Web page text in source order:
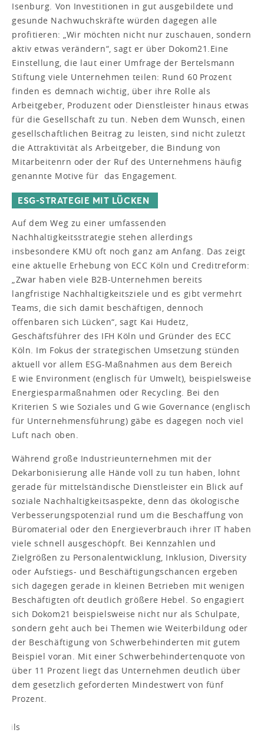
Isenburg. Von Investitionen in gut ausgebildete und
gesunde Nachwuchskräfte würden dagegen alle
profitieren: „Wir möchten nicht nur zuschauen, sondern
aktiv etwas verändern“, sagt er über Dokom21.Eine
Einstellung, die laut einer Umfrage der Bertelsmann
Stiftung viele Unternehmen teilen: Rund 60 Prozent
finden es demnach wichtig, über ihre Rolle als
Arbeitgeber, Produzent oder Dienstleister hinaus etwas
für die Gesellschaft zu tun. Neben dem Wunsch, einen
gesellschaftlichen Beitrag zu leisten, sind nicht zuletzt
die Attraktivität als Arbeitgeber, die Bindung von
Mitarbeitenrn oder der Ruf des Unternehmens häufig
genannte Motive für das Engagement.
ESG-STRATEGIE MIT LÜCKEN
Auf dem Weg zu einer umfassenden
Nachhaltigkeitsstrategie stehen allerdings
insbesondere KMU oft noch ganz am Anfang. Das zeigt
eine aktuelle Erhebung von ECC Köln und Creditreform:
„Zwar haben viele B2B-Unternehmen bereits
langfristige Nachhaltigkeitsziele und es gibt vermehrt
Teams, die sich damit beschäftigen, dennoch
offenbaren sich Lücken“, sagt Kai Hudetz,
Geschäftsführer des IFH Köln und Gründer des ECC
Köln. Im Fokus der strategischen Umsetzung stünden
aktuell vor allem ESG-Maßnahmen aus dem Bereich
E wie Environment (englisch für Umwelt), beispielsweise
Energiesparmaßnahmen oder Recycling. Bei den
Kriterien S wie Soziales und G wie Governance (englisch
für Unternehmensführung) gäbe es dagegen noch viel
Luft nach oben.
Während große Industrieunternehmen mit der
Dekarbonisierung alle Hände voll zu tun haben, lohnt
gerade für mittelständische Dienstleister ein Blick auf
soziale Nachhaltigkeitsaspekte, denn das ökologische
Verbesserungspotenzial rund um die Beschaffung von
Büromaterial oder den Energieverbrauch ihrer IT haben
viele schnell ausgeschöpft. Bei Kennzahlen und
Zielgrößen zu Personalentwicklung, Inklusion, Diversity
oder Aufstiegs- und Beschäftigungschancen ergeben
sich dagegen gerade in kleinen Betrieben mit wenigen
Beschäftigten oft deutlich größere Hebel. So engagiert
sich Dokom21 beispielsweise nicht nur als Schulpate,
sondern geht auch bei Themen wie Weiterbildung oder
der Beschäftigung von Schwerbehinderten mit gutem
Beispiel voran. Mit einer Schwerbehindertenquote von
über 11 Prozent liegt das Unternehmen deutlich über
dem gesetzlich geforderten Mindestwert von fünf
Prozent.